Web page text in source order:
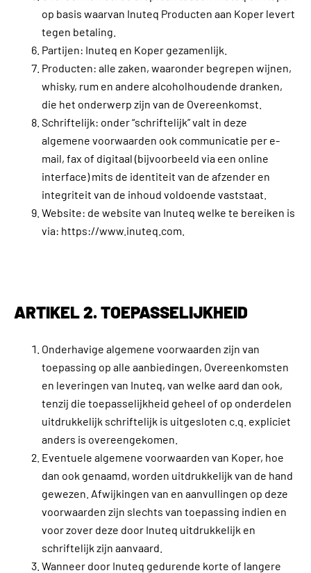
op basis waarvan Inuteq Producten aan Koper levert
tegen betaling.
Partijen: Inuteq en Koper gezamenlijk.
Producten: alle zaken, waaronder begrepen wijnen,
whisky, rum en andere alcoholhoudende dranken,
die het onderwerp zijn van de Overeenkomst.
Schriftelijk: onder “schriftelijk” valt in deze
algemene voorwaarden ook communicatie per e-
mail, fax of digitaal (bijvoorbeeld via een online
interface) mits de identiteit van de afzender en
integriteit van de inhoud voldoende vaststaat.
Website: de website van Inuteq welke te bereiken is
via: https://www.inuteq.com.
ARTIKEL 2. TOEPASSELIJKHEID
Onderhavige algemene voorwaarden zijn van
toepassing op alle aanbiedingen, Overeenkomsten
en leveringen van Inuteq, van welke aard dan ook,
tenzij die toepasselijkheid geheel of op onderdelen
uitdrukkelijk schriftelijk is uitgesloten c.q. expliciet
anders is overeengekomen.
Eventuele algemene voorwaarden van Koper, hoe
dan ook genaamd, worden uitdrukkelijk van de hand
gewezen. Afwijkingen van en aanvullingen op deze
voorwaarden zijn slechts van toepassing indien en
voor zover deze door Inuteq uitdrukkelijk en
schriftelijk zijn aanvaard.
Wanneer door Inuteq gedurende korte of langere